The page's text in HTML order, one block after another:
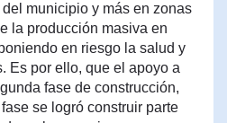
municipio y más en zonas
la producción masiva en
en riesgo la salud y
Es por ello, que el apoyo a
fase de construcción,
se logró construir parte